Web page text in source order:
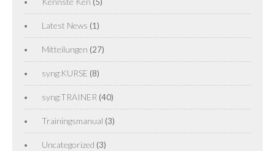
Latest News (1)
Mitteilungen (27)
syng:KURSE (8)
syng:TRAINER (40)
Trainingsmanual (3)
Uncategorized (3)